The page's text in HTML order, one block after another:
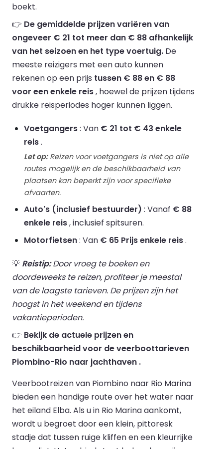
boekt.
👉 De gemiddelde prijzen variëren van
ongeveer € 21 tot meer dan € 88 afhankelijk
van het seizoen en het type voertuig. De
meeste reizigers met een auto kunnen
rekenen op een prijs tussen € 88 en € 88
voor een enkele reis, hoewel de prijzen tijdens
drukke reisperiodes hoger kunnen liggen.
Voetgangers: Van € 21 tot € 43 enkele
reis.
Let op:Reizen voor voetgangers is niet op alle
routes mogelijk en de beschikbaarheid van
plaatsen kan beperkt zijn voor specifieke
afvaarten.
Auto's (inclusief bestuurder) : Vanaf € 88
enkele reis, inclusief spitsuren.
Motorfietsen: Van € 65 Prijs enkele reis.
💡 Reistip:Door vroeg te boeken en
doordeweeks te reizen, profiteer je meestal
van de laagste tarieven. De prijzen zijn het
hoogst in het weekend en tijdens
vakantieperioden.
👉 Bekijk de actuele prijzen en
beschikbaarheid voor de veerboottarieven
Piombino-Rio naar jachthaven .
Veerbootreizen van Piombino naar Rio Marina
bieden een handige route over het water naar
het eiland Elba. Als u in Rio Marina aankomt,
wordt u begroet door een klein, pittoresk
stadje dat tussen ruige kliffen en een kleurrijke